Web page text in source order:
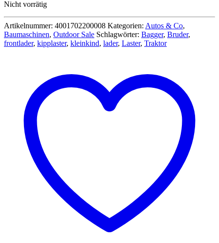
Nicht vorrätig
Artikelnummer: 4001702200008 Kategorien: Autos & Co,
Baumaschinen, Outdoor Sale Schlagwörter: Bagger, Bruder,
frontlader, kipplaster, kleinkind, lader, Laster, Traktor